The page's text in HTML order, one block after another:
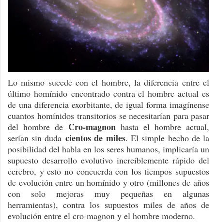
Lo mismo sucede con el hombre, la diferencia entre el
último homínido encontrado contra el hombre actual es
de una diferencia exorbitante, de igual forma imagínense
cuantos homínidos transitorios se necesitarían para pasar
del hombre de Cro-magnon hasta el hombre actual,
serían sin duda cientos de miles. El simple hecho de la
posibilidad del habla en los seres humanos, implicaría un
supuesto desarrollo evolutivo increíblemente rápido del
cerebro, y esto no concuerda con los tiempos supuestos
de evolución entre un homínido y otro (millones de años
con solo mejoras muy pequeñas en algunas
herramientas), contra los supuestos miles de años de
evolución entre el cro-magnon y el hombre moderno.